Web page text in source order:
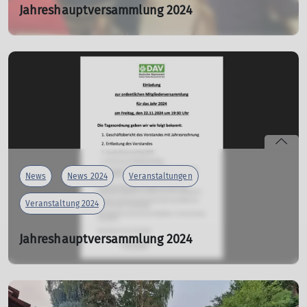
Jahreshauptversammlung 2024
Mit Mitgliederehrung und Ernennung eines
Am 22.11.2024 fand die Jahreshauptversammlung der DAV
Sektion Rottal-Neumarkt- Sankt Veit im Vereinsheim in
mehr erfahren
News News 2024 Veranstaltungen
Veranstaltung 2024
Jahreshauptversammlung 2024
Fr. 22.11.2024 19:30 Uhr
Einladung zur ordentlichen Mitgliederversammlung für
das Jahr 2024